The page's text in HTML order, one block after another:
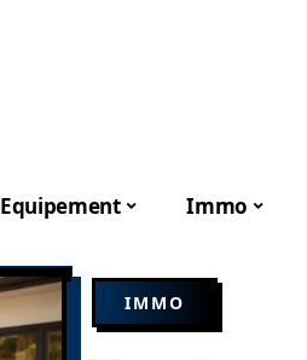
Equipement Immo
IMMO